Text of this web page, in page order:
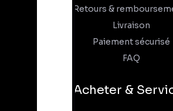
Retours &
Livraison
Paiement sécurisé
FAQ
Acheter &